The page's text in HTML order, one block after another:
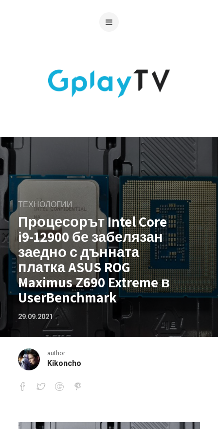
ТЕХНОЛОГИИ
Процесорът Intel Core
i9-12900 бе забелязан
заедно с дънната
платка ASUS ROG
Maximus Z690 Extreme в
UserBenchmark
29.09.2021
author:
Kikoncho
Процесорът Intel Core i9-12900 бе